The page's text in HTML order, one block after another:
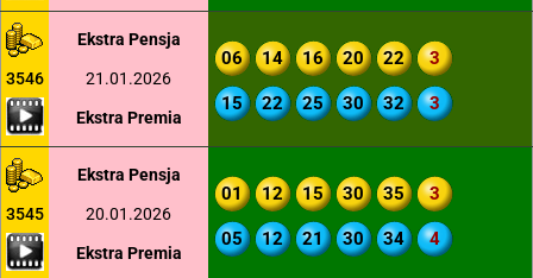
3546
Ekstra Pensja
21.01.2026
Ekstra Premia
06 14 16 20 22 3
15 22 25 30 32 3
3545
Ekstra Pensja
20.01.2026
Ekstra Premia
01 12 15 30 35 3
05 12 21 30 34 4